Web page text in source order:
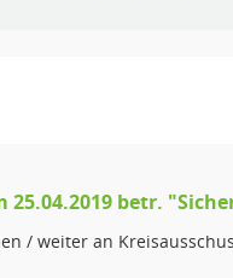
betr.
/ weiter an